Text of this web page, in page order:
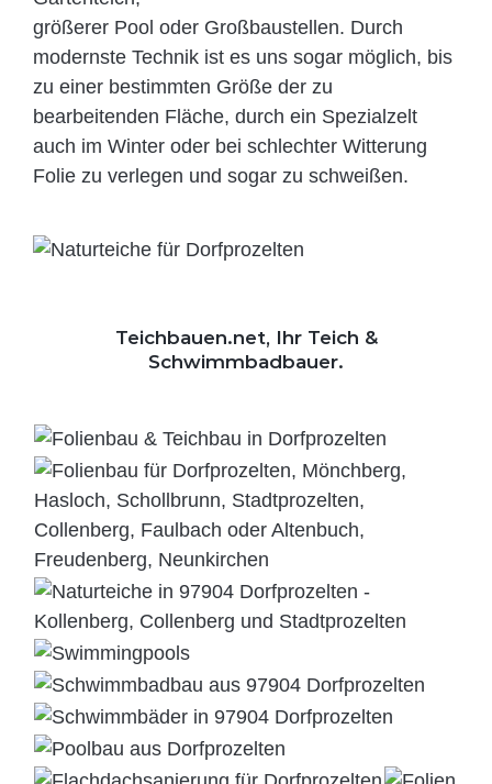
größerer Pool oder Großbaustellen. Durch
modernste Technik ist es uns sogar möglich, bis
zu einer bestimmten Größe der zu
bearbeitenden Fläche, durch ein Spezi­alzelt
auch im Winter oder bei schlechter Witterung
Folie zu verlegen und sogar zu schweißen.
Teichbauen.net, Ihr Teich &
Schwimmbadbauer.